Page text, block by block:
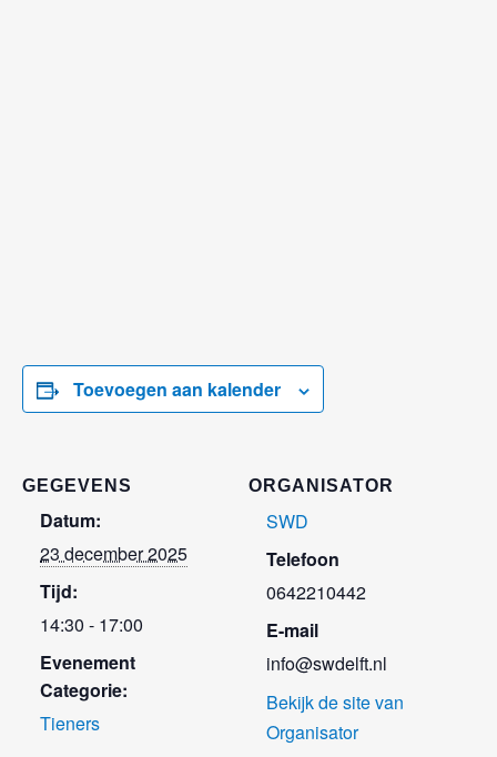
Toevoegen aan kalender
GEGEVENS
Datum:
23 december 2025
Tijd:
14:30 - 17:00
Evenement
Categorie:
Tieners
ORGANISATOR
SWD
Telefoon
0642210442
E-mail
info@swdelft.nl
Bekijk de site van
Organisator